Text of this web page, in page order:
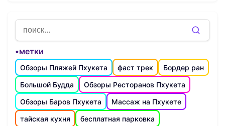
•метки
Обзоры Пляжей Пхукета фаст трек
Бордер ран
Большой Будда
Обзоры Ресторанов Пхукета
Обзоры Баров Пхукета
Массаж на Пхукете
тайская кухня
бесплатная парковка